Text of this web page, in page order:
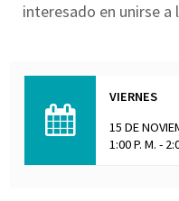
interesado en unirse
VIERNES
15 DE
1:00 P. M. -